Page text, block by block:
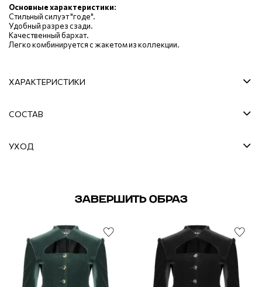
Основные характеристики:
Стильный силуэт "годе".
Удобный разрез сзади.
Качественный бархат.
Легко комбинируется с жакетом из коллекции.
ХАРАКТЕРИСТИКИ
СОСТАВ
УХОД
ЗАВЕРШИТЬ ОБРАЗ